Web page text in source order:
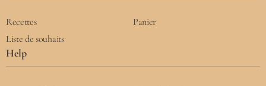
Recettes
Panier
Liste de souhaits
Help